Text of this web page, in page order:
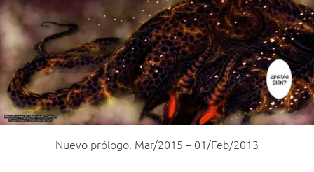
Nuevo prólogo. Mar/2015 –01/Feb/2013